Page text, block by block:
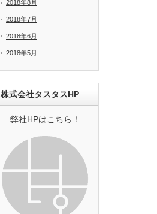
2018年8月
2018年7月
2018年6月
2018年5月
株式会社タスタスHP
弊社HPはこちら！